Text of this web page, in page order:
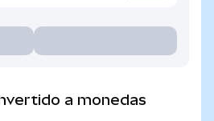
a monedas